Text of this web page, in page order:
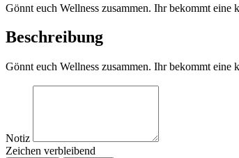
Gönnt euch Wellness zusammen. Ihr bekommt eine
Beschreibung
Gönnt euch Wellness zusammen. Ihr bekommt eine
Notiz
Zeichen verbleibend